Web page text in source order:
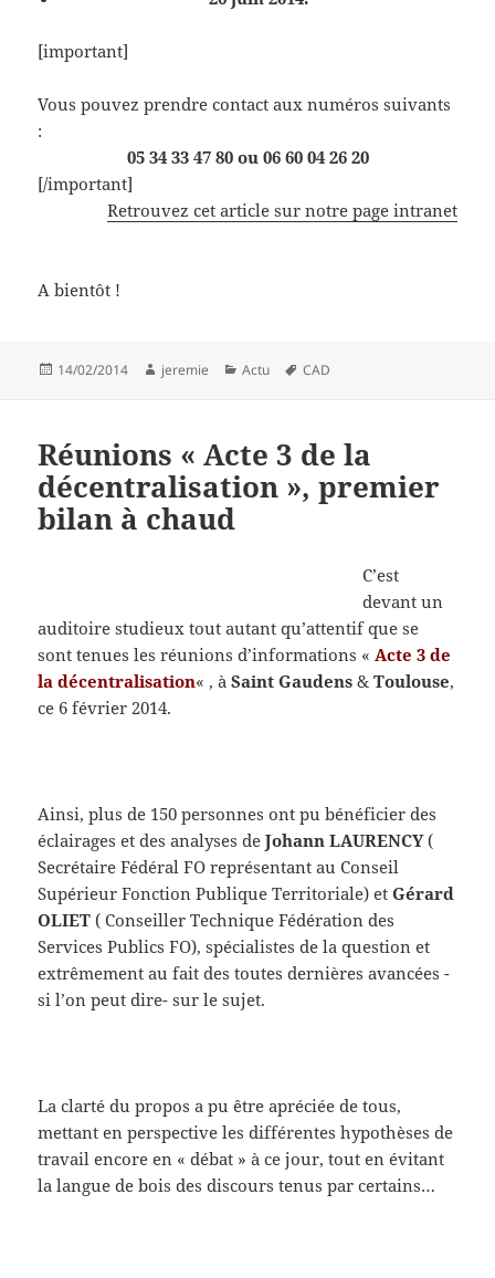
[important]
Vous pouvez prendre contact aux numéros suivants
:
05 34 33 47 80 ou 06 60 04 26 20
[/important]
Retrouvez cet article sur notre page intranet
A bientôt !
Publié
14/02/2014 Auteur
jeremie Catégories
Actu
Mots-
CAD
Réunions « Acte 3 de la
décentralisation », premier
bilan à chaud
C’est
devant un
auditoire studieux tout autant qu’attentif que se
sont tenues les réunions d’informations « Acte 3 de
la décentralisation« , àSaint Gaudens &Toulouse,
ce 6 février 2014.
Ainsi, plus de 150 personnes ont pu bénéficier des
éclairages et des analyses deJohann LAURENCY(
Secrétaire Fédéral FO représentant au Conseil
Supérieur Fonction Publique Territoriale) et Gérard
OLIET ( Conseiller Technique Fédération des
Services Publics FO), spécialistes de la question et
extrêmement au fait des toutes dernières avancées -
si l’on peut dire- sur le sujet.
La clarté du propos a pu être apréciée de tous,
mettant en perspective les différentes hypothèses de
travail encore en « débat » à ce jour, tout en évitant
la langue de bois des discours tenus par certains…